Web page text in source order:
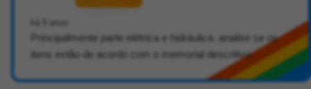
há 5 anos
Principalmente parte elétrica e hidráulica. analise se os
itens estão de acordo com o memorial descritivo.